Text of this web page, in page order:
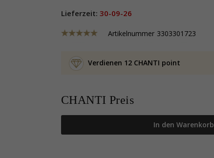
Lieferzeit: 30-09-26
Artikelnummer 3303301723
Verdienen 12 CHANTI point
CHANTI Preis
In den Warenkorb